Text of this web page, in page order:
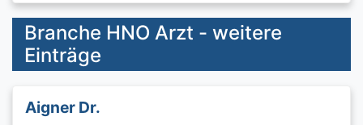
Branche HNO Arzt - weitere
Einträge
Aigner Dr.